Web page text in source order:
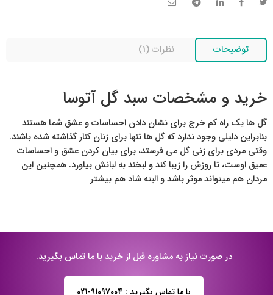
توضیحات نظرات (1)
خرید و مشخصات سبد گل آتوسا
گل ها یک راه کم خرج برای نشان دادن احساسات و عشق شما هستند
بنابراین دلیلی وجود ندارد که گل ها تنها برای زنان کنار گذاشته شده باشند.
وقتی مردی برای زنی گل می فرستد، برای بیان کردن عشق و احساسات
عمیق اوست، تا روزش را زیبا کند و لبخند به لبانش بیاورد. همچنین این
مردان هم میتواند موثر باشد و البته شاد هم بیشتر
در صورت نیاز به مشاوره قبل از خرید با ما تماس بگیرید.
با ما تماس بگیرید : 91097004-021